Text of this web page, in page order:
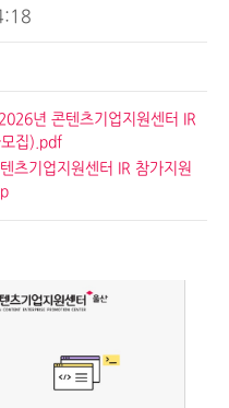
년 콘텐츠기업지원센터 IR
모집).pdf
츠기업지원센터 IR 참가지원